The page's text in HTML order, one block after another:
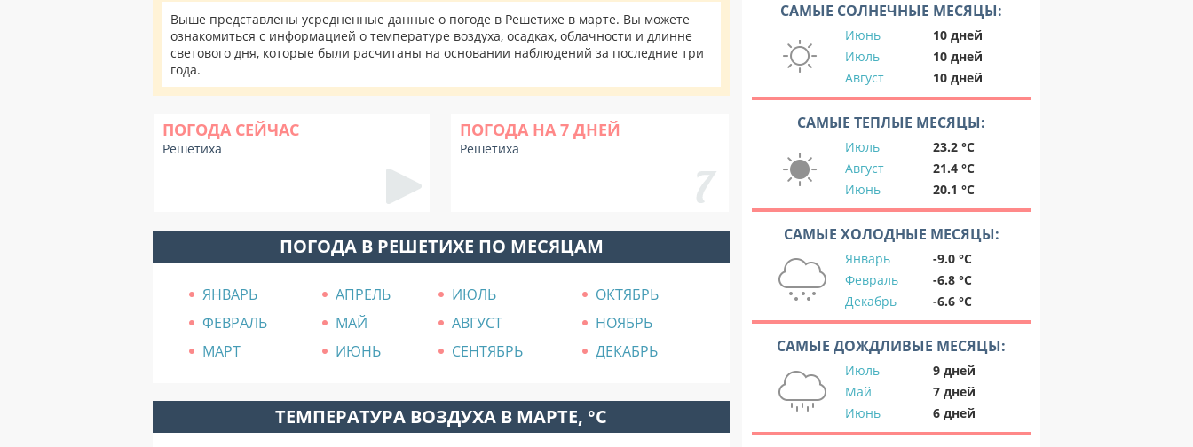
Выше представлены усредненные данные о погоде в Решетихе в марте. Вы можете
ознакомиться с информацией о температуре воздуха, осадках, облачности и длинне
светового дня, которые были расчитаны на основании наблюдений за последние три
года.
ПОГОДА СЕЙЧАС
Решетиха
ПОГОДА НА 7 ДНЕЙ
Решетиха
ПОГОДА В РЕШЕТИХЕ ПО МЕСЯЦАМ
ЯНВАРЬ АПРЕЛЬ ИЮЛЬ
ОКТЯБРЬ
ФЕВРАЛЬ
МАЙ АВГУСТ
НОЯБРЬ
МАРТ
ИЮНЬ СЕНТЯБРЬ ДЕКАБРЬ
ТЕМПЕРАТУРА ВОЗДУХА В МАРТЕ, °C
САМЫЕ СОЛНЕЧНЫЕ МЕСЯЦЫ:
Июнь
10 дней
Июль
10 дней
Август
10 дней
САМЫЕ ТЕПЛЫЕ МЕСЯЦЫ:
Июль
23.2 °C
Август
21.4 °C
Июнь
20.1 °C
САМЫЕ ХОЛОДНЫЕ МЕСЯЦЫ:
Январь
-9.0 °C
Февраль
-6.8 °C
Декабрь
-6.6 °C
САМЫЕ ДОЖДЛИВЫЕ МЕСЯЦЫ:
Июль
9 дней
Май
7 дней
Июнь
6 дней